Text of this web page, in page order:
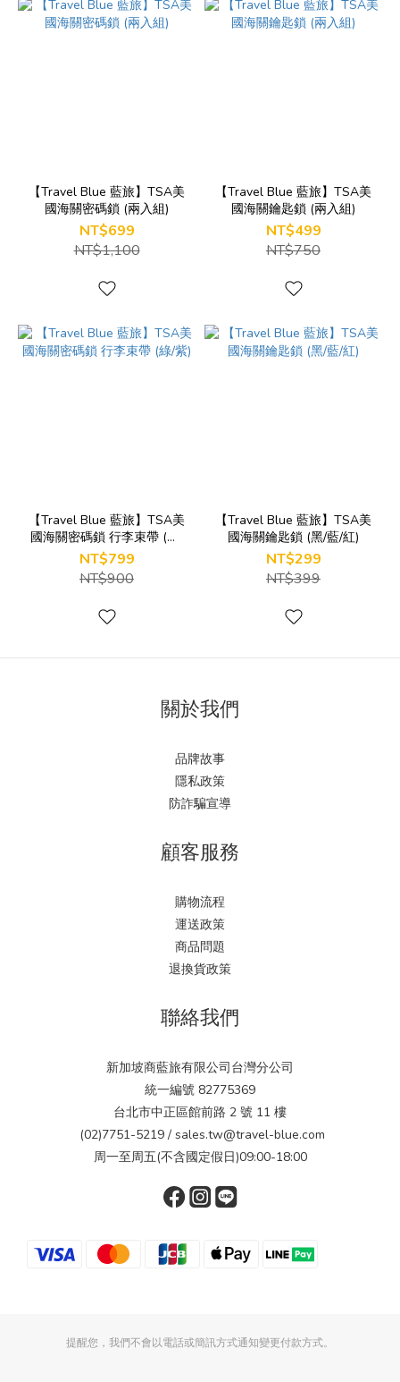
【Travel Blue 藍旅】TSA美
國海關密碼鎖 (兩入組)
NT$699
NT$1,100
【Travel Blue 藍旅】TSA美
國海關鑰匙鎖 (兩入組)
NT$499
NT$750
【Travel Blue 藍旅】TSA美
國海關密碼鎖 行李束帶 (綠/
紫)
NT$799
NT$900
【Travel Blue 藍旅】TSA美
國海關鑰匙鎖 (黑/藍/紅)
NT$299
NT$399
關於我們
品牌故事
隱私政策
防詐騙宣導
顧客服務
購物流程
運送政策
商品問題
退換貨政策
聯絡我們
新加坡商藍旅有限公司台灣分公司
統一編號 82775369
台北市中正區館前路 2 號 11 樓
(02)7751-5219 / sales.tw@travel-blue.com
周一至周五(不含國定假日)09:00-18:00
提醒您，我們不會以電話或簡訊方式通知變更付款方式。